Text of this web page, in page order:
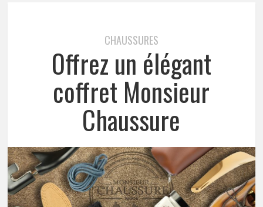
CHAUSSURES
Offrez un élégant
coffret Monsieur
Chaussure